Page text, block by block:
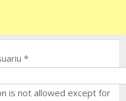
*
is not allowed except for